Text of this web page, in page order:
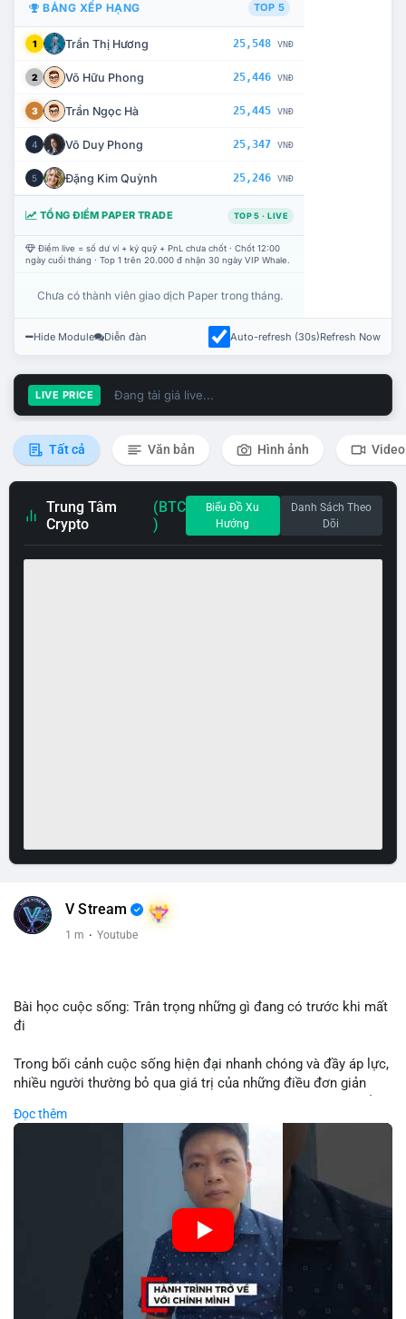
BẢNG XẾP HẠNG TOP 5
1 Trần Thị Hương 25,548 VNĐ
2 Võ Hữu Phong 25,446 VNĐ
3 Trần Ngọc Hà 25,445 VNĐ
4 Võ Duy Phong 25,347 VNĐ
5 Đặng Kim Quỳnh 25,246 VNĐ
TỔNG ĐIỂM PAPER TRADE TOP 5 · LIVE
Điểm live = số dư ví + ký quỹ + PnL chưa chốt · Chốt 12:00
ngày cuối tháng · Top 1 trên 20.000 đ nhận 30 ngày VIP Whale.
Chưa có thành viên giao dịch Paper trong tháng.
Hide Module Diễn đàn Auto-refresh (30s)Refresh Now
LIVE PRICE Đang tải giá live...
Tất cả Văn bản Hình ảnh Video
Trung Tâm
Crypto
(BTC
)
Biểu Đồ Xu
Hướng
Danh Sách Theo
Dõi
V Stream
1 m · Youtube
Bài học cuộc sống: Trân trọng những gì đang có trước khi mất
đi
Trong bối cảnh cuộc sống hiện đại nhanh chóng và đầy áp lực,
nhiều người thường bỏ qua giá trị của những điều đơn giản
định tài chính – cho tới khi chúng biến mất. Video từ kênh
Đồng Tâm nhắc nhở chúng ta về tầm quan trọng của sự biết ơn
và hiện tại, một bài học sâu sắc có thể áp dụng cũng vào quyết
định đầu tư: thay vì chạy theo lợi nhuận ngắn hạn hoặc xu
hướng bùng nổ, nhà đầu tư thông minh biết trân trọng và bảo
toàn tài sản hiện có, tránh rủi ro không cần thiết qua sự kiên
🎥 Xem video trực tiếp tại:
Nguồn: Đồng Tâm
Đọc thêm